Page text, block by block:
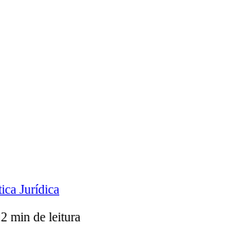
Jurídica
min de leitura